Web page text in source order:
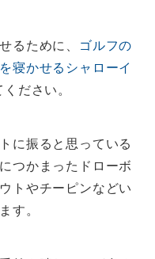
るために、
ゴルフの
寝かせるシャローイ
ださい。
に振ると思っている
つかまったドローボ
トやチーピンなどい
す。